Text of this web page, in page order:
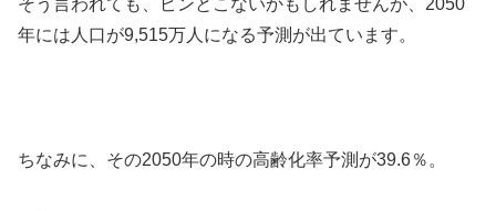
年には人口が9,515万人になる予測が出ています。
ちなみに、その2050年の時の高齢化率予測が39.6％。